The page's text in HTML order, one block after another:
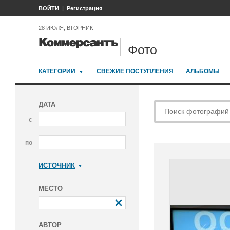
ВОЙТИ Регистрация
28 ИЮЛЯ, ВТОРНИК
Фото
КАТЕГОРИИ СВЕЖИЕ ПОСТУПЛЕНИЯ АЛЬБОМЫ
ДАТА
с
по
ИСТОЧНИК
МЕСТО
АВТОР